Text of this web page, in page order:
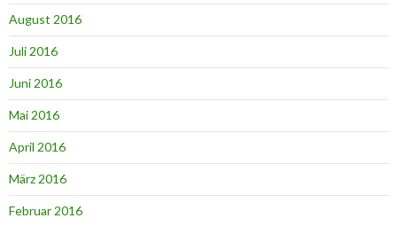
August 2016
Juli 2016
Juni 2016
Mai 2016
April 2016
März 2016
Februar 2016